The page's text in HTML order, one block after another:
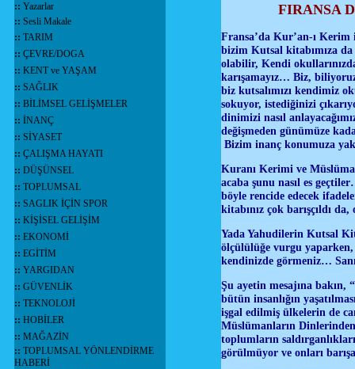
:: Yazarlar
:: Sesli Makale
:: TARIM
:: ÇEVRE/DOGA
:: KENT ve YAŞAM
:: SAĞLIK
:: BİLİMSEL GELİŞMELER
:: İNANÇ
:: SİYASET
:: ÇALIŞMA HAYATI
:: DÜŞÜNSEL
:: TOPLUMSAL
:: SAGLIK İÇİN SPOR
:: KİŞİSEL GELİŞİM
:: EKONOMİ
:: EGİTİM
:: YARGIDAN
:: GÜVENLİK
:: TEKNOLOJİ
:: HOBİLER
:: MAĞAZİN
:: TOPLUMSAL YÖNLENDİRME
HABERİ
FIRANSA
Fransa’da Kur’an-ı
bizim Kutsal kitabımıza
olabilir, Kendi
karışamayız… Biz,
biz kutsalımızı kendimiz
sokuyor, istediğinizi
dinimizi nasıl
değişmeden günümüze
Bizim inanç konumuza
Kuranı Kerimi ve
acaba şunu nasıl es
böyle rencide edecek
kitabınız çok barışçıldı
Yada Yahudilerin Kutsal
ölçülülüğe vurgu
kendinizde görmeniz…
Şu ayetin mesajına bakın,
bütün insanlığın
işgal edilmiş ülkelerin de
Müslümanların
toplumların
görülmüyor ve onları